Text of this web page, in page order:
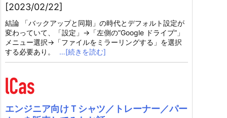
[2023/02/22]
結論 「バックアップと同期」の時代とデフォルト設定が
変わっていて、「設定」→「左側の”Google ドライブ”」
メニュー選択→「ファイルをミラーリングする」を選択
する必要あり。
…[続きを読む]
エンジニア向けＴシャツ／トレーナー／パー